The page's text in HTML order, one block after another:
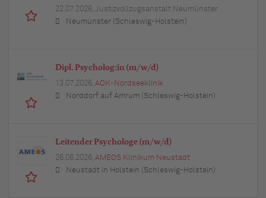
22.07.2026, Justizvollzugsanstalt Neumünster
Neumünster (Schleswig-Holstein)
Dipl. Psycholog:in (m/w/d)
13.07.2026, AOK-Nordseeklinik
Norddorf auf Amrum (Schleswig-Holstein)
Leitender Psychologe (m/w/d)
26.06.2026, AMEOS Klinikum Neustadt
Neustadt in Holstein (Schleswig-Holstein)